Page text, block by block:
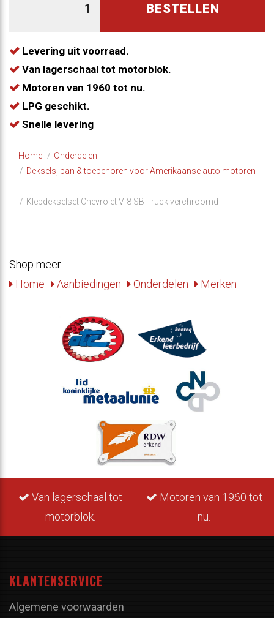
BESTELLEN
Levering uit voorraad.
Van lagerschaal tot motorblok.
Motoren van 1960 tot nu.
LPG geschikt.
Snelle levering
Home
Onderdelen
​Deksels, pan & toebehoren voor Amerikaanse auto motoren
Klepdekselset Chevrolet V-8 SB Truck verchroomd
Shop meer
Home
Aanbiedingen Onderdelen Merken
Van lagerschaal tot
motorblok.
Motoren van 1960 tot
nu.
KLANTENSERVICE
Algemene voorwaarden